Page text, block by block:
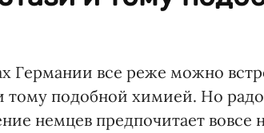
Германии все реже можно
подобной химией. Но
немцев предпочитает вовсе